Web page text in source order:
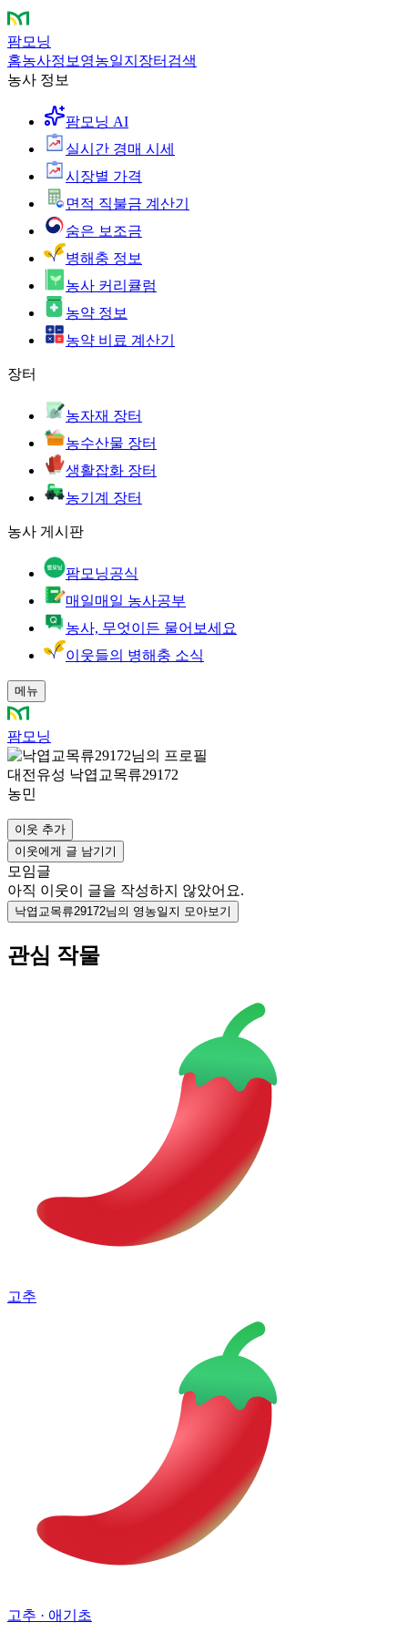
팜모닝
홈농사정보 영농일지 장터 검색
농사 정보
팜모닝 AI
실시간 경매 시세
시장별 가격
면적 직불금 계산기
숨은 보조금
병해충 정보
농사 커리큘럼
농약 정보
농약 비료 계산기
장터
농자재 장터
농수산물 장터
생활잡화 장터
농기계 장터
농사 게시판
팜모닝공식
매일매일 농사공부
농사, 무엇이든 물어보세요
이웃들의 병해충 소식
메뉴
팜모닝
대전유성 낙엽교목류29172
농민
이웃 추가
이웃에게 글 남기기
모임글
아직 이웃이 글을 작성하지 않았어요.
낙엽교목류29172님의 영농일지 모아보기
관심 작물
고추
고추 · 애기초